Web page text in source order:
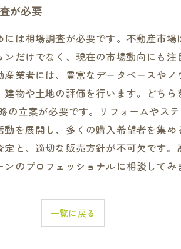
が必要
は相場調査が必要です。不動産市
だけでなく、現在の市場動向にも注
業者には、豊富なデータベースや
物や土地の評価を行います。どち
立案が必要です。リフォームやス
を展開し、多くの購入希望者を集
と、適切な販売方針が不可欠です
のプロフェッショナルに相談してみ
一覧に戻る